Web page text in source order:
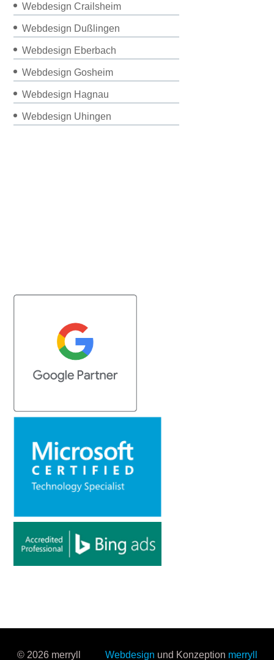
Webdesign Crailsheim
Webdesign Dußlingen
Webdesign Eberbach
Webdesign Gosheim
Webdesign Hagnau
Webdesign Uhingen
© 2026 merryll Webdesign und Konzeption merryll